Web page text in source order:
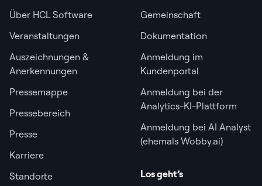
Über HCL Software
Veranstaltungen
Auszeichnungen &
Anerkennungen
Pressemappe
Pressebereich
Presse
Karriere
Standorte
Gemeinschaft
Dokumentation
Anmeldung im
Kundenportal
Anmeldung bei der
Analytics-KI-Plattform
Anmeldung bei AI Analyst
(ehemals Wobby.ai)
Los geht’s